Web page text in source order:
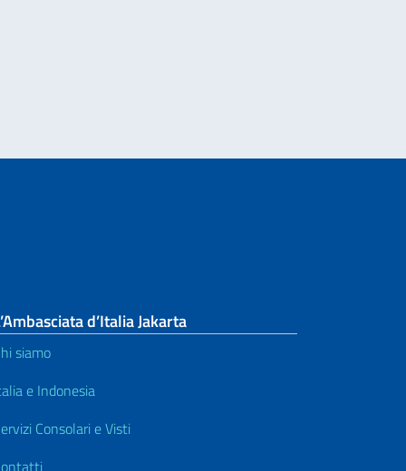
d’Italia Jakarta
siamo
e Indonesia
Consolari e Visti